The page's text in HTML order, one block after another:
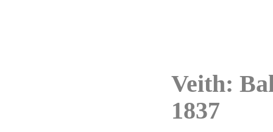
Veith:
1837